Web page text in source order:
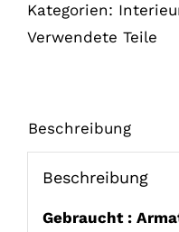
Kategorien:
Verwendete Teile
Beschreibung
Beschreibung
Gebraucht :